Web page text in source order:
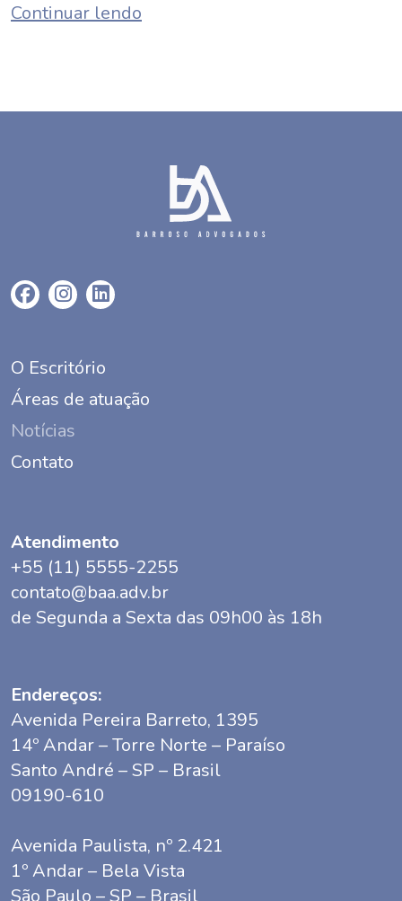
Continuar lendo
O Escritório
Áreas de atuação
Notícias
Contato
Atendimento
+55 (11) 5555-2255
contato@baa.adv.br
de Segunda a Sexta das 09h00 às 18h
Endereços:
Avenida Pereira Barreto, 1395
14º Andar – Torre Norte – Paraíso
Santo André – SP – Brasil
09190-610
Avenida Paulista, nº 2.421
1º Andar – Bela Vista
São Paulo – SP – Brasil